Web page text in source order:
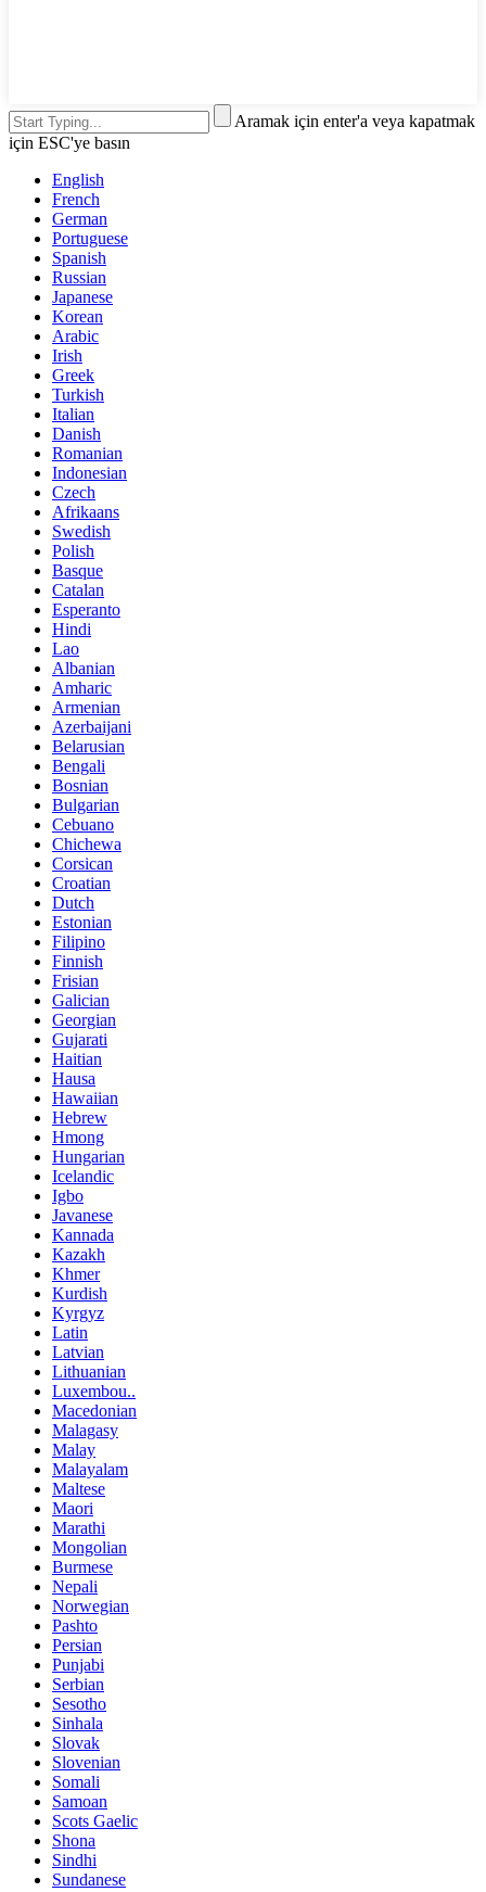
Aramak için enter'a veya kapatmak
için ESC'ye basın
English
French
German
Portuguese
Spanish
Russian
Japanese
Korean
Arabic
Irish
Greek
Turkish
Italian
Danish
Romanian
Indonesian
Czech
Afrikaans
Swedish
Polish
Basque
Catalan
Esperanto
Hindi
Lao
Albanian
Amharic
Armenian
Azerbaijani
Belarusian
Bengali
Bosnian
Bulgarian
Cebuano
Chichewa
Corsican
Croatian
Dutch
Estonian
Filipino
Finnish
Frisian
Galician
Georgian
Gujarati
Haitian
Hausa
Hawaiian
Hebrew
Hmong
Hungarian
Icelandic
Igbo
Javanese
Kannada
Kazakh
Khmer
Kurdish
Kyrgyz
Latin
Latvian
Lithuanian
Luxembou..
Macedonian
Malagasy
Malay
Malayalam
Maltese
Maori
Marathi
Mongolian
Burmese
Nepali
Norwegian
Pashto
Persian
Punjabi
Serbian
Sesotho
Sinhala
Slovak
Slovenian
Somali
Samoan
Scots Gaelic
Shona
Sindhi
Sundanese